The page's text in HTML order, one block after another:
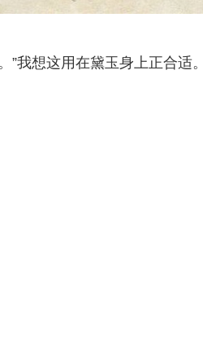
我想这用在黛玉身上正合